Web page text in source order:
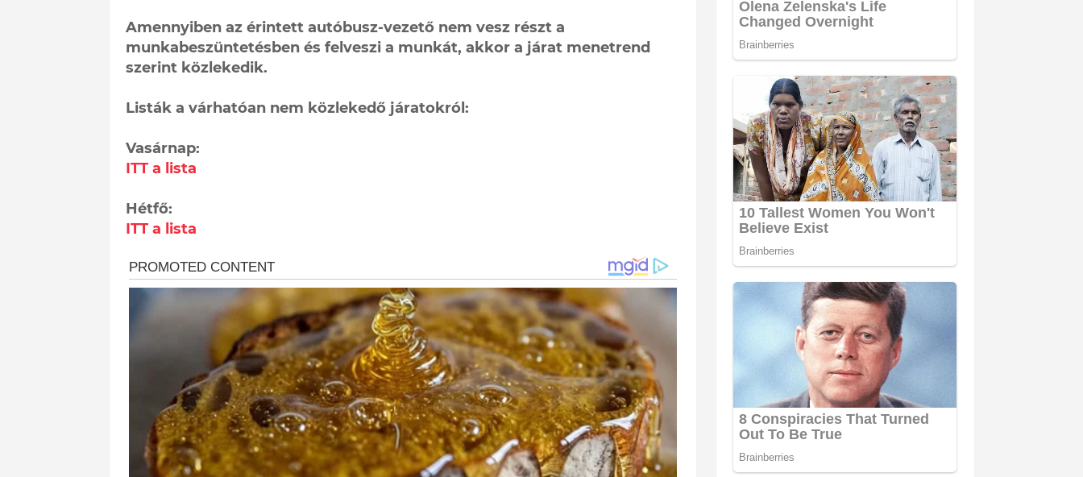
Amennyiben az érintett autóbusz-vezető nem vesz részt a
munkabeszüntetésben és felveszi a munkát, akkor a járat menetrend
szerint közlekedik.
Listák a várhatóan nem közlekedő járatokról:
Vasárnap:
ITT a lista
Hétfő:
ITT a lista